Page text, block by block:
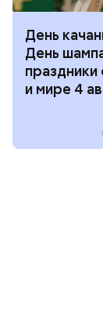
День
День
и мире 4